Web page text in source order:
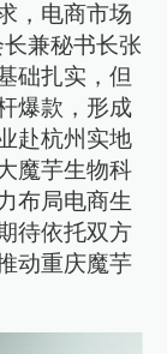
，电商市场
兼秘书长张
础扎实，但
爆款，形成
赴杭州实地
魔芋生物科
布局电商生
待依托双方
动重庆魔芋